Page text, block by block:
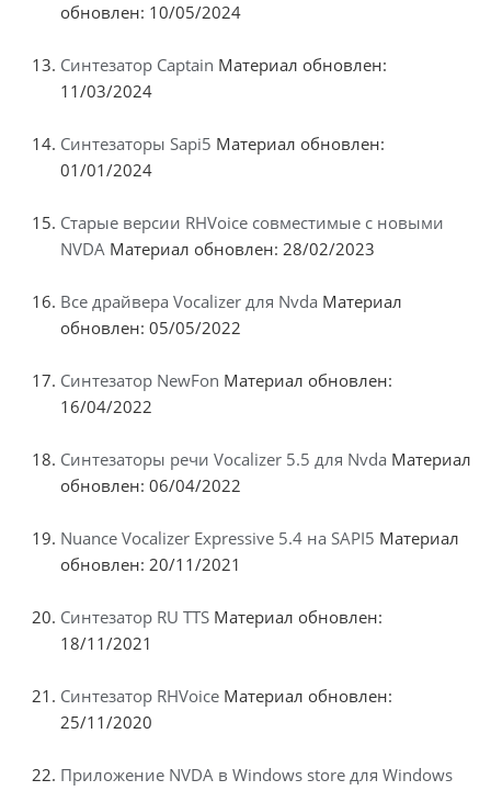
обновлен: 10/05/2024
Синтезатор Captain Материал обновлен:
11/03/2024
Синтезаторы Sapi5 Материал обновлен:
01/01/2024
Старые версии RHVoice совместимые с новыми
NVDA Материал обновлен: 28/02/2023
Все драйвера Vocalizer для Nvda Материал
обновлен: 05/05/2022
Синтезатор NewFon Материал обновлен:
16/04/2022
Синтезаторы речи Vocalizer 5.5 для Nvda Материал
обновлен: 06/04/2022
Nuance Vocalizer Expressive 5.4 на SAPI5 Материал
обновлен: 20/11/2021
Синтезатор RU TTS Материал обновлен:
18/11/2021
Синтезатор RHVoice Материал обновлен:
25/11/2020
Приложение NVDA в Windows store для Windows